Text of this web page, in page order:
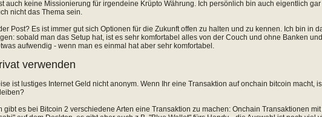
auch keine Missionierung für irgendeine Krüpto Währung. Ich persönlich bin auch eigentlich
nicht das Thema sein.
Post? Es ist immer gut sich Optionen für die Zukunft offen zu halten und zu kennen. Ich bin in
sobald man das Setup hat, ist es sehr komfortabel alles von der Couch und ohne Banken
aufwendig - wenn man es einmal hat aber sehr komfortabel.
verwenden
ist lustiges Internet Geld nicht anonym. Wenn Ihr eine Transaktion auf onchain bitcoin macht,
gibt es bei Bitcoin 2 verschiedene Arten eine Transaktion zu machen: Onchain Transaktionen